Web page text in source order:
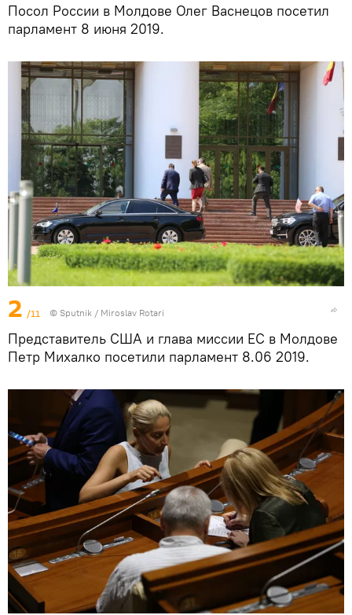
Посол России в Молдове Олег Васнецов посетил
парламент 8 июня 2019.
2 /11 © Sputnik / Miroslav Rotari
Представитель США и глава миссии ЕС в Молдове
Петр Михалко посетили парламент 8.06 2019.